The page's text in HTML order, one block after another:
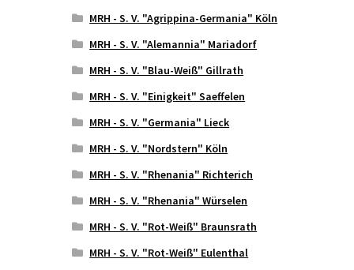
MRH - S. V. "Agrippina-Germania" Köln
MRH - S. V. "Alemannia" Mariadorf
MRH - S. V. "Blau-Weiß" Gillrath
MRH - S. V. "Einigkeit" Saeffelen
MRH - S. V. "Germania" Lieck
MRH - S. V. "Nordstern" Köln
MRH - S. V. "Rhenania" Richterich
MRH - S. V. "Rhenania" Würselen
MRH - S. V. "Rot-Weiß" Braunsrath
MRH - S. V. "Rot-Weiß" Eulenthal